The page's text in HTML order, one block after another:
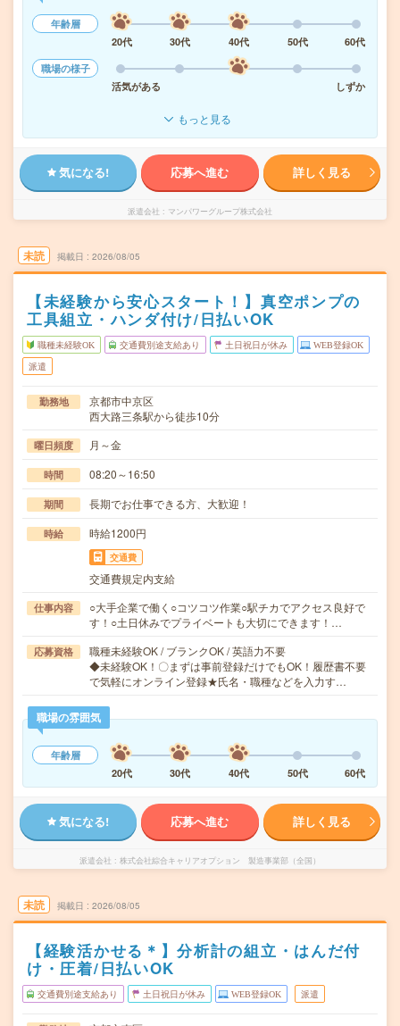
年齢層
20代
30代 40代 50代
60代
職場の様子
活気がある
しずか
もっと見る
気になる! 応募へ進む 詳しく見る
派遣会社 マンパワーグループ株式会社
未読 掲載日 2026/08/05
【未経験から安心スタート！】真空ポンプの
工具組立・ハンダ付け/日払いOK
職種未経験OK 交通費別途支給あり 土日祝日が休み WEB登録OK
派遣
勤務地
京都市中京区
西大路三条駅から徒歩10分
曜日頻度 月～金
時間 08:20～16:50
期間 長期でお仕事できる方、大歓迎！
時給 時給1200円
交通費
交通費規定内支給
仕事内容
○大手企業で働く○コツコツ作業○駅チカでアクセス良好で
す！○土日休みでプライベートも大切にできます！…
応募資格
職種未経験OK / ブランクOK / 英語力不要
◆未経験OK！〇まずは事前登録だけでもOK！履歴書不要
で気軽にオンライン登録★氏名・職種などを入力す…
職場の雰囲気
年齢層
20代
30代 40代 50代 60代
気になる! 応募へ進む 詳しく見る
派遣会社 株式会社綜合キャリアオプション 製造事業部（全国）
未読 掲載日 2026/08/05
【経験活かせる＊】分析計の組立・はんだ付
け・圧着/日払いOK
交通費別途支給あり 土日祝日が休み WEB登録OK 派遣